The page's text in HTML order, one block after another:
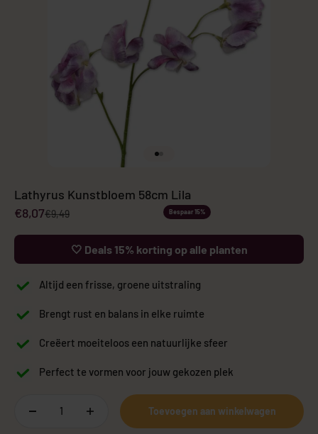
Lathyrus Kunstbloem 58cm Lila
Aanbiedingsprijs
€8,07Normale prijs
€9,49 Bespaar 15%
🤍 Deals 15% korting op alle planten
Altijd een frisse, groene uitstraling
Brengt rust en balans in elke ruimte
Creëert moeiteloos een natuurlijke sfeer
Perfect te vormen voor jouw gekozen plek
Toevoegen aan winkelwagen